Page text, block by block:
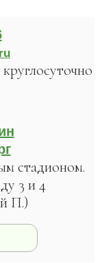
стадионом.
3 и 4
П.)